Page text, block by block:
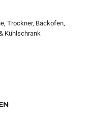
Trockner, Backofen,
Kühlschrank